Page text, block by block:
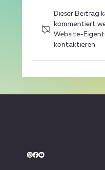
Skoda
Turniersieg
Dieser Beitrag
kommentiert
Website-
kontaktieren.
by